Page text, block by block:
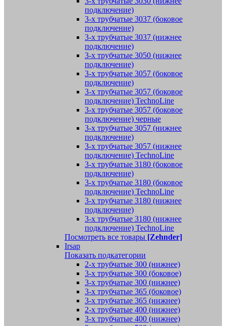
подключение)
3-х трубчатые 3037 (боковое
подключение)
3-х трубчатые 3037 (нижнее
подключение)
3-х трубчатые 3050 (нижнее
подключение)
3-х трубчатые 3057 (боковое
подключение)
3-х трубчатые 3057 (боковое
подключение) TechnoLine
3-х трубчатые 3057 (боковое
подключение) черные
3-х трубчатые 3057 (нижнее
подключение)
3-х трубчатые 3057 (нижнее
подключение) TechnoLine
3-х трубчатые 3180 (боковое
подключение)
3-х трубчатые 3180 (боковое
подключение) TechnoLine
3-х трубчатые 3180 (нижнее
подключение)
3-х трубчатые 3180 (нижнее
подключение) TechnoLine
Посмотреть все товары [Zehnder]
Irsap
Показать подкатегории
2-х трубчатые 300 (нижнее)
3-х трубчатые 300 (боковое)
3-х трубчатые 300 (нижнее)
3-х трубчатые 365 (боковое)
3-х трубчатые 365 (нижнее)
2-х трубчатые 400 (нижнее)
3-х трубчатые 400 (нижнее)